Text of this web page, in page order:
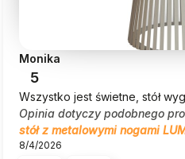
Monika
5
Wszystko jest świetne, stół
Opinia dotyczy podobnego
stół z metalowymi nogami
8/4/2026